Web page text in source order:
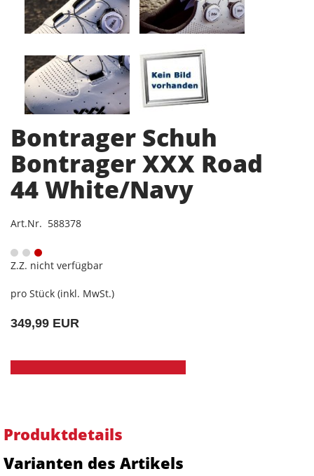
Bontrager Schuh
Bontrager XXX Road
44 White/Navy
Art.Nr. 588378
Z.Z. nicht verfügbar
pro Stück (inkl. MwSt.)
349,99 EUR
Produktdetails
Varianten des Artikels